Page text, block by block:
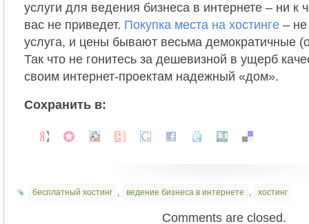
услуги для ведения бизнеса в интернете – ни к
вас не приведет. Покупка места на хостинге – не
услуга, и цены бывают весьма демократичные
Так что не гонитесь за дешевизной в ущерб
своим интернет-проектам надежный «дом».
Сохранить в:
бесплатный хостинг , ведение бизнеса в интернете , хостинг
Comments are closed.